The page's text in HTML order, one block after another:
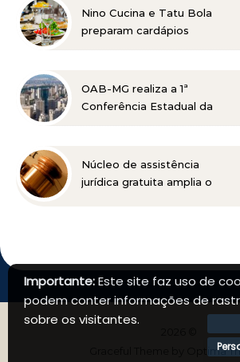
Horizonte
Nino Cucina e Tatu Bola
preparam cardápios
OAB-MG realiza a 1ª
Conferência Estadual da
referência nacional
Núcleo de assistência
jurídica gratuita amplia o
Optima
Importante:Este site faz uso de
podem conter informações de
sobre os visitantes.